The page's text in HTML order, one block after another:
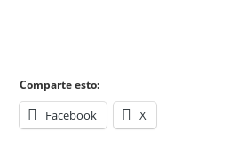
Comparte esto:
Facebook X